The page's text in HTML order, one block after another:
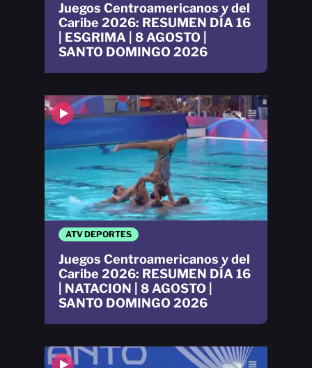
ATV DEPORTES
Juegos Centroamericanos y del
Caribe 2026: RESUMEN DÍA 16
| NATACION | 8 AGOSTO |
SANTO DOMINGO 2026
Juegos Centroamericanos y del
Caribe 2026: RESUMEN DÍA 16
| ESGRIMA | 8 AGOSTO |
SANTO DOMINGO 2026